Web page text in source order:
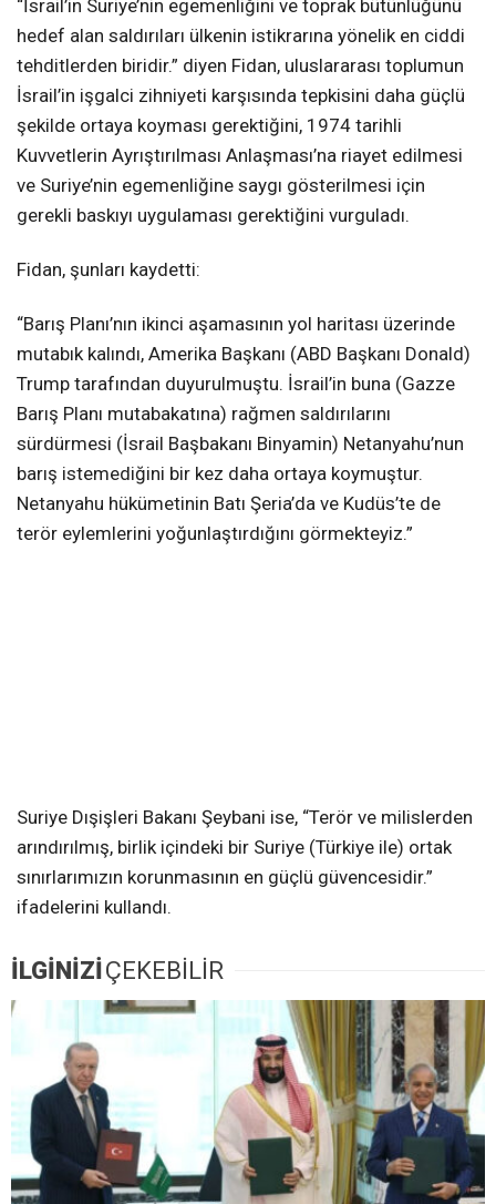
“İsrail’in Suriye’nin egemenliğini ve toprak bütünlüğünü
hedef alan saldırıları ülkenin istikrarına yönelik en ciddi
tehditlerden biridir.” diyen Fidan, uluslararası toplumun
İsrail’in işgalci zihniyeti karşısında tepkisini daha güçlü
şekilde ortaya koyması gerektiğini, 1974 tarihli
Kuvvetlerin Ayrıştırılması Anlaşması’na riayet edilmesi
ve Suriye’nin egemenliğine saygı gösterilmesi için
gerekli baskıyı uygulaması gerektiğini vurguladı.
Fidan, şunları kaydetti:
“Barış Planı’nın ikinci aşamasının yol haritası üzerinde
mutabık kalındı, Amerika Başkanı (ABD Başkanı Donald)
Trump tarafından duyurulmuştu. İsrail’in buna (Gazze
Barış Planı mutabakatına) rağmen saldırılarını
sürdürmesi (İsrail Başbakanı Binyamin) Netanyahu’nun
barış istemediğini bir kez daha ortaya koymuştur.
Netanyahu hükümetinin Batı Şeria’da ve Kudüs’te de
terör eylemlerini yoğunlaştırdığını görmekteyiz.”
Suriye Dışişleri Bakanı Şeybani ise, “Terör ve milislerden
arındırılmış, birlik içindeki bir Suriye (Türkiye ile) ortak
sınırlarımızın korunmasının en güçlü güvencesidir.”
ifadelerini kullandı.
İLGİNİZİ ÇEKEBİLİR